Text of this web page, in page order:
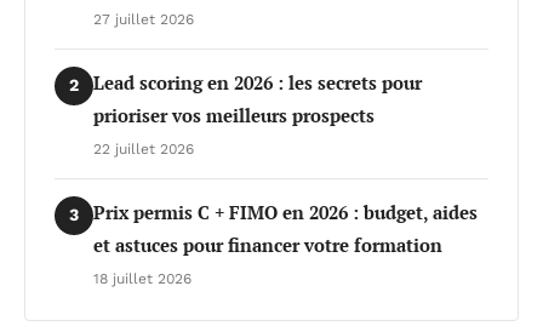
27 juillet 2026
2
Lead scoring en 2026 : les secrets pour
prioriser vos meilleurs prospects
22 juillet 2026
3
Prix permis C + FIMO en 2026 : budget, aides
et astuces pour financer votre formation
18 juillet 2026